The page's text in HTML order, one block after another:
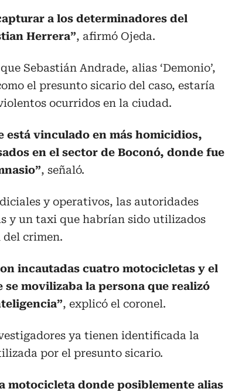
a los determinadores del
Herrera”, afirmó Ojeda.
Sebastián Andrade, alias ‘Demonio’,
el presunto sicario del caso, estaría
ocurridos en la ciudad.
está vinculado en más homicidios,
en el sector de Boconó, donde fue
, señaló.
y operativos, las autoridades
y un taxi que habrían sido utilizados
crimen.
incautadas cuatro motocicletas y el
movilizaba la persona que realizó
, explicó el coronel.
ya tienen identificada la
por el presunto sicario.
motocicleta donde posiblemente alias